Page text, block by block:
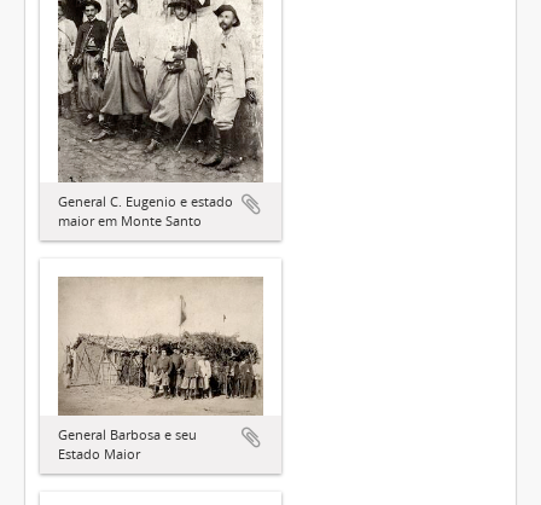
General C. Eugenio e estado
maior em Monte Santo
General Barbosa e seu
Estado Maior